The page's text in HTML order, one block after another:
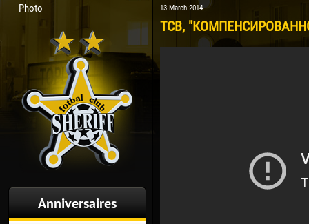
Photo
Anniversaires
13 March 2014
ТСВ,